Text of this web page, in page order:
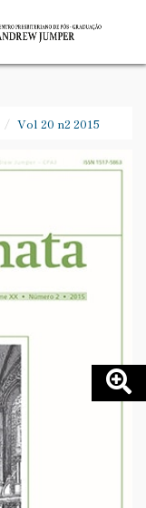
Vol 20 n2 2015